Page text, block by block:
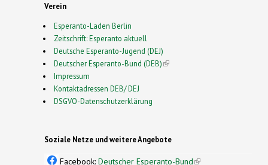
Verein
Esperanto-Laden Berlin
Zeitschrift: Esperanto aktuell
Deutsche Esperanto-Jugend (DEJ)
Deutscher Esperanto-Bund (DEB)(link is external)
Impressum
Kontaktadressen DEB/ DEJ
DSGVO-Datenschutzerklärung
Soziale Netze und weitere Angebote
Facebook: Deutscher Esperanto-Bund(link is